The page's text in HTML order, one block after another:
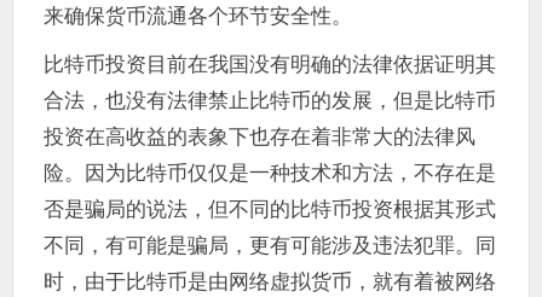
来确保货币流通各个环节安全性。
比特币投资目前在我国没有明确的法律依据证明其
合法，也没有法律禁止比特币的发展，但是比特币
投资在高收益的表象下也存在着非常大的法律风
险。因为比特币仅仅是一种技术和方法，不存在是
否是骗局的说法，但不同的比特币投资根据其形式
不同，有可能是骗局，更有可能涉及违法犯罪。同
时，由于比特币是由网络虚拟货币，就有着被网络